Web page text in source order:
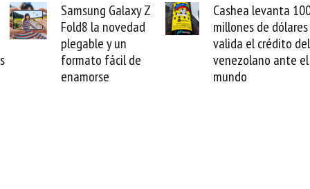
Samsung Galaxy Z
Fold8 la novedad
plegable y un
formato fácil de
enamorse
Cashea levanta 100
millones de dólares y
valida el crédito del
venezolano ante el
mundo